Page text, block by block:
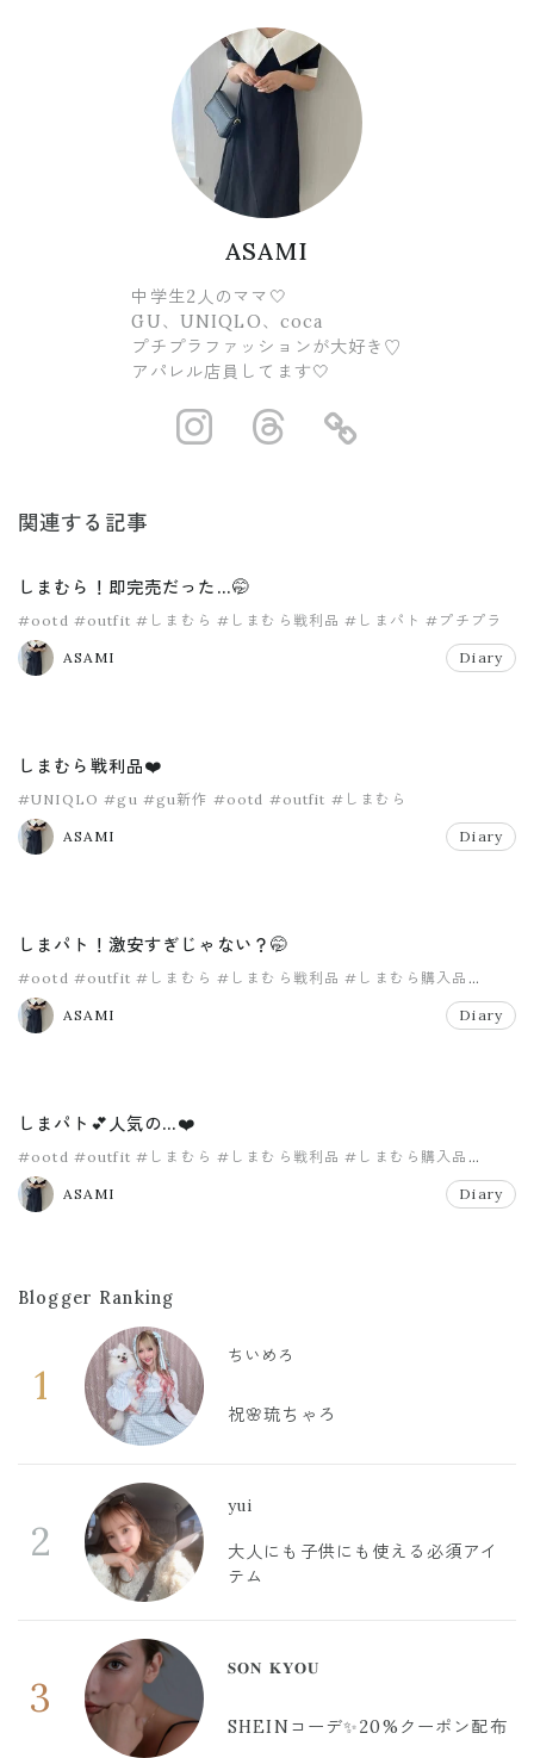
ASAMI
中学生2人のママ🤍
GU、UNIQLO、coca
プチプラファッションが大好き♡
アパレル店員してます🤍
https://https://
関連する記事
しまむら！即完売だった…🤭
#ootd #outfit #しまむら #しまむら戦利品 #しまパト #プチプラ
ASAMI Diary
しまむら戦利品❤️
#UNIQLO #gu #gu新作 #ootd #outfit #しまむら
ASAMI Diary
しまパト！激安すぎじゃない？🤭
#ootd #outfit #しまむら #しまむら戦利品 #しまむら購入品
#しまパト
ASAMI
Diary
しまパト💕人気の…❤️
#ootd #outfit #しまむら #しまむら戦利品 #しまむら購入品
#しまパト
ASAMI
Diary
Blogger Ranking
1
ちいめろ
祝🌸琉ちゃろ
2
yui
大人にも子供にも使える必須アイ
テム
3
𝐒𝐎𝐍 𝐊𝐘𝐎𝐔
SHEINコーデ✨20%クーポン配布